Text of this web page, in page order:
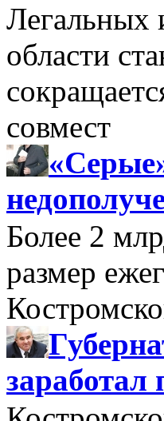
Легальных
области
совмест
Более 2
размер
заработал